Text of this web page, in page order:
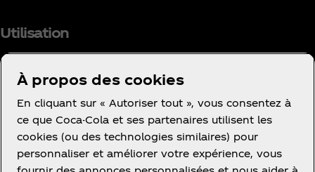
Utilisation
Facebook
Instagram
Youtube
À propos des cookies
En cliquant sur « Autoriser tout », vous consentez à
ce que Coca-Cola et ses partenaires utilisent les
cookies (ou des technologies similaires) pour
personnaliser et améliorer votre expérience, vous